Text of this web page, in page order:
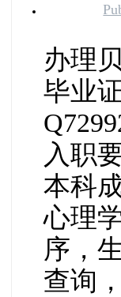
办理
毕业
入职
本科
心理
序，
查询